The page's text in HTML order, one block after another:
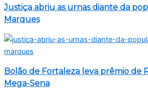
Justiça abriu as urnas diante da
Marques
Bolão de Fortaleza leva prêmio de
Mega-Sena